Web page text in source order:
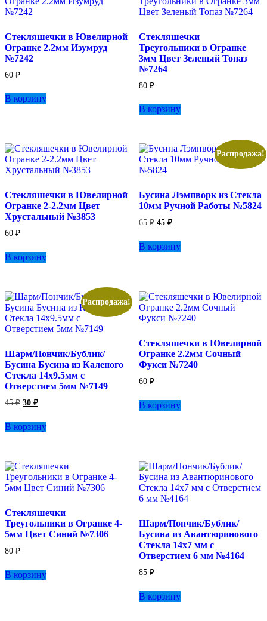
Стекляшечки в Ювелирной
Огранке 2.2мм Изумруд
№7242
60 ₽
В корзину
Стекляшечки
Треугольники в Огранке
3мм Цвет Зеленый Топаз
№7264
80 ₽
В корзину
Стекляшечки в Ювелирной
Огранке 2-2.2мм Цвет
Хрустальный №3853
60 ₽
В корзину
Распродажа!
Бусина Лэмпворк из Стекла
10мм Ручной Работы №5824
65₽ Первоначальная
составляла
65 ₽.
45 ₽Текущая
45 ₽.
В корзину
Распродажа!
Шарм/Пончик/Бублик/
Бусина Бусина из Каленого
Стекла 14х9.5мм с
Отверстием 5мм №7149
45₽ Первоначальная
составляла
45 ₽.
30 ₽Текущая
30 ₽.
В корзину
Стекляшечки в Ювелирной
Огранке 2.2мм Сочный
Фукси №7240
60 ₽
В корзину
Стекляшечки
Треугольники в Огранке 4-
5мм Цвет Синий №7306
80 ₽
В корзину
Шарм/Пончик/Бублик/
Бусина из Авантюринового
Стекла 14х7 мм с
Отверстием 6 мм №4164
85 ₽
В корзину